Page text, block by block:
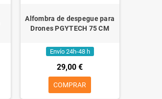
Alfombra de despegue para
Drones PGYTECH 75 CM
Envío 24h-48 h
29,00 €
COMPRAR